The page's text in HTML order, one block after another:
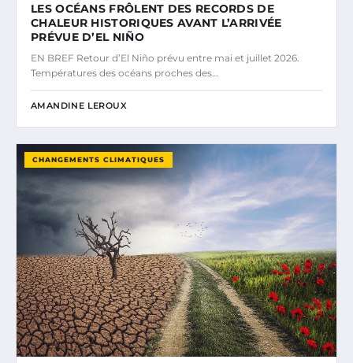
LES OCÉANS FRÔLENT DES RECORDS DE
CHALEUR HISTORIQUES AVANT L’ARRIVÉE
PRÉVUE D’EL NIÑO
EN BREF Retour d’El Niño prévu entre mai et juillet 2026.
Températures des océans proches des…
AMANDINE LEROUX
CHANGEMENTS CLIMATIQUES